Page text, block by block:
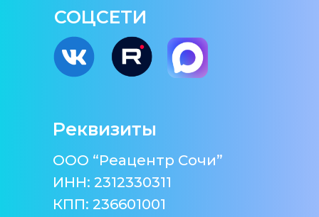
СОЦСЕТИ
Реквизиты
ООО “Реацентр Сочи”
ИНН: 2312330311
КПП: 236601001